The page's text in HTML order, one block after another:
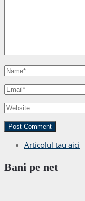
Articolul tau aici
Bani pe net